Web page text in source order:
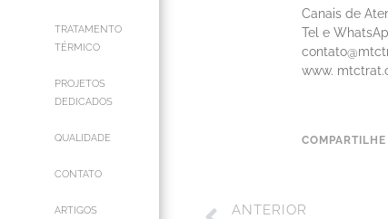
TRATAMENTO
TÉRMICO
PROJETOS
DEDICADOS
QUALIDADE
CONTATO
ARTIGOS
Canais de
Tel e
www.
COMPARTILHE
ANTERIOR